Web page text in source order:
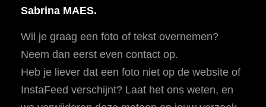
Sabrina MAES.
Wil je graag een foto of tekst overnemen?
Neem dan eerst even contact op.
Heb je liever dat een foto niet op de website of
InstaFeed verschijnt? Laat het ons weten, en